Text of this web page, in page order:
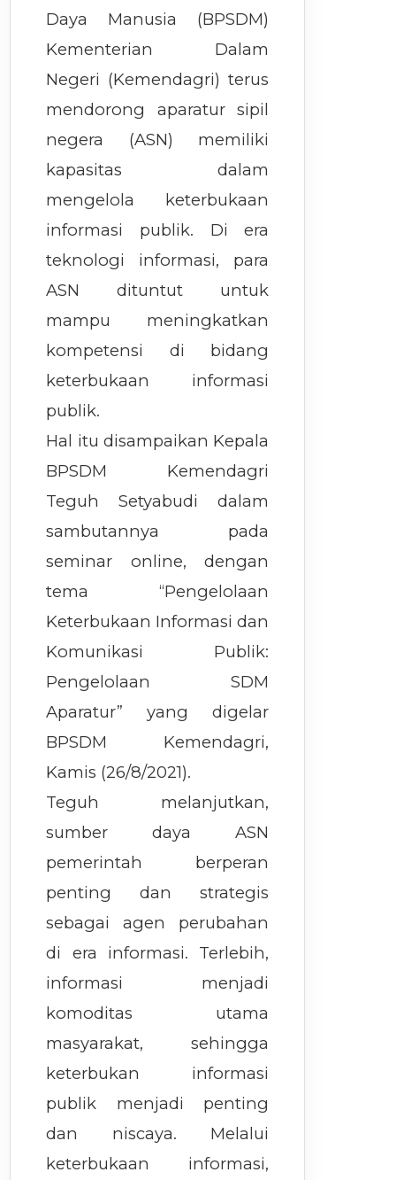
Daya Manusia (BPSDM)
Kementerian Dalam
Negeri (Kemendagri) terus
mendorong aparatur sipil
negera (ASN) memiliki
kapasitas dalam
mengelola keterbukaan
informasi publik. Di era
teknologi informasi, para
ASN dituntut untuk
mampu meningkatkan
kompetensi di bidang
keterbukaan informasi
publik.
Hal itu disampaikan Kepala
BPSDM Kemendagri
Teguh Setyabudi dalam
sambutannya pada
seminar online, dengan
tema “Pengelolaan
Keterbukaan Informasi dan
Komunikasi Publik:
Pengelolaan SDM
Aparatur” yang digelar
BPSDM Kemendagri,
Kamis (26/8/2021).
Teguh melanjutkan,
sumber daya ASN
pemerintah berperan
penting dan strategis
sebagai agen perubahan
di era informasi. Terlebih,
informasi menjadi
komoditas utama
masyarakat, sehingga
keterbukan informasi
publik menjadi penting
dan niscaya. Melalui
keterbukaan informasi,